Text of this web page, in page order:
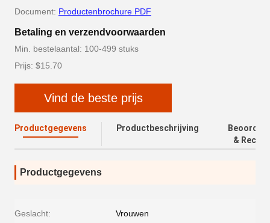
Document: Productenbrochure PDF
Betaling en verzendvoorwaarden
Min. bestelaantal: 100-499 stuks
Prijs: $15.70
Vind de beste prijs
Productgegevens Productbeschrijving
&
Productgegevens
Geslacht: Vrouwen